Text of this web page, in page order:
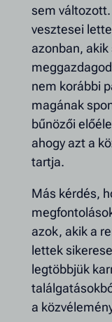
sem
vesztesei
azonban,
nem korábbi
magának
bűnözői
ahogy azt a
tartja.
Más kérdés,
azok, akik a
lettek
legtöbbjük
a